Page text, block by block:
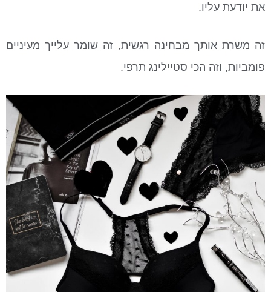
את יודעת עליו.
זה משרת אותך מבחינה רגשית, זה שומר עלייך מעיניים
פומביות, וזה הכי סטיילינג תרפי.